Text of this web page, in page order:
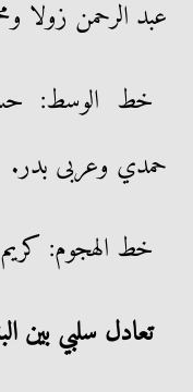
عبد الرحمن زولا
خط الوسط:
حمدي وعربى بدر.
خط الهجوم:
تعادل سلبي بين